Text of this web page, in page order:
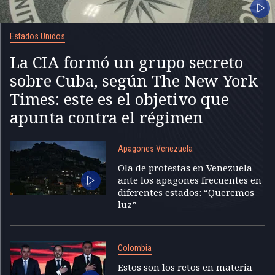
Estados Unidos
La CIA formó un grupo secreto
sobre Cuba, según The New York
Times: este es el objetivo que
apunta contra el régimen
Apagones Venezuela
Ola de protestas en Venezuela
ante los apagones frecuentes en
diferentes estados: “Queremos
luz”
Colombia
Estos son los retos en materia